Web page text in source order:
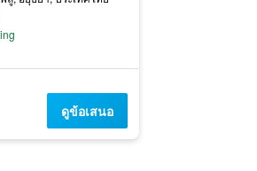
ดูข้อเสนอ